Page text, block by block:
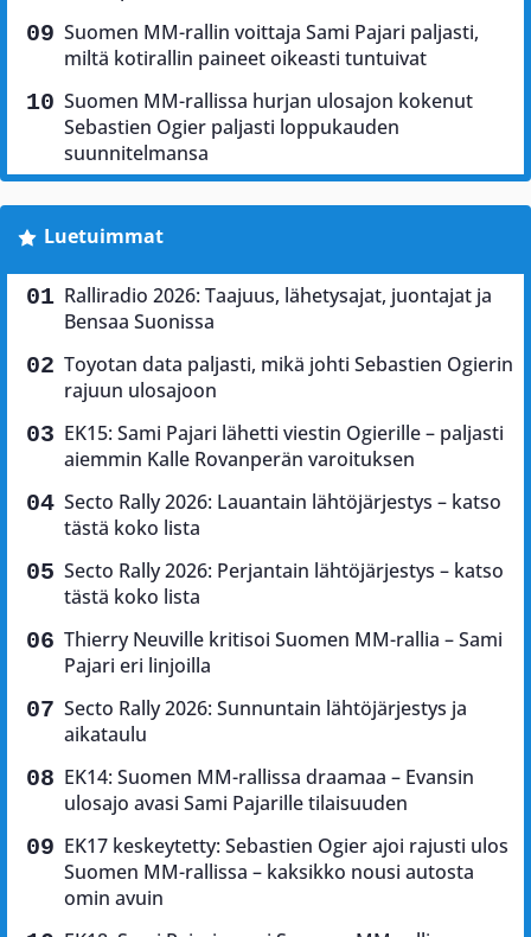
Suomen MM-rallin voittaja Sami Pajari paljasti,
miltä kotirallin paineet oikeasti tuntuivat
Suomen MM-rallissa hurjan ulosajon kokenut
Sebastien Ogier paljasti loppukauden
suunnitelmansa
Luetuimmat
Ralliradio 2026: Taajuus, lähetysajat, juontajat ja
Bensaa Suonissa
Toyotan data paljasti, mikä johti Sebastien Ogierin
rajuun ulosajoon
EK15: Sami Pajari lähetti viestin Ogierille – paljasti
aiemmin Kalle Rovanperän varoituksen
Secto Rally 2026: Lauantain lähtöjärjestys – katso
tästä koko lista
Secto Rally 2026: Perjantain lähtöjärjestys – katso
tästä koko lista
Thierry Neuville kritisoi Suomen MM-rallia – Sami
Pajari eri linjoilla
Secto Rally 2026: Sunnuntain lähtöjärjestys ja
aikataulu
EK14: Suomen MM-rallissa draamaa – Evansin
ulosajo avasi Sami Pajarille tilaisuuden
EK17 keskeytetty: Sebastien Ogier ajoi rajusti ulos
Suomen MM-rallissa – kaksikko nousi autosta
omin avuin